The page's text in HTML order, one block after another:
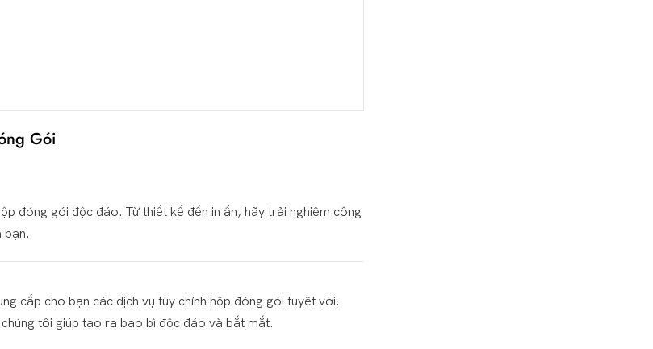
Gói
đóng gói độc đáo. Từ thiết kế đến in ấn, hãy trải nghiệm công
bạn.
cấp cho bạn các dịch vụ tùy chỉnh hộp đóng gói tuyệt vời.
tôi giúp tạo ra bao bì độc đáo và bắt mắt.